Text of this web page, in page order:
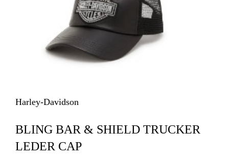
Harley-Davidson
BLING BAR & SHIELD TRUCKER
LEDER CAP